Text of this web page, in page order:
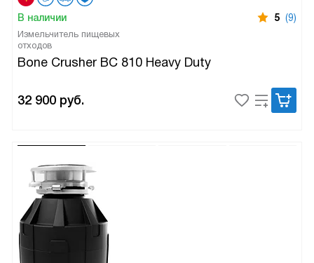
В наличии 5 (9)
Измельчитель пищевых
отходов
Bone Crusher BC 810 Heavy Duty
32 900 руб.